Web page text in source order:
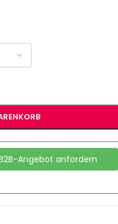
Angebot anfordern